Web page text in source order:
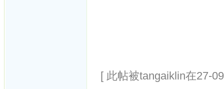
[ 此帖被tangaiklin在27-